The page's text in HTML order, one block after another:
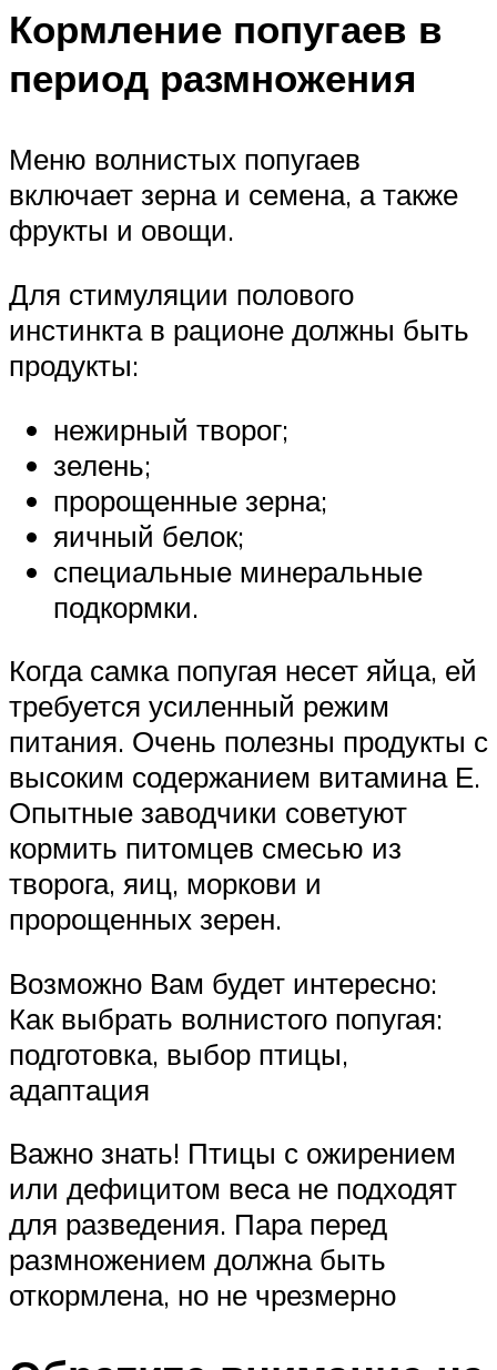
Кормление попугаев в
период размножения
Меню волнистых попугаев
включает зерна и семена, а также
фрукты и овощи.
Для стимуляции полового
инстинкта в рационе должны быть
продукты:
нежирный творог;
зелень;
пророщенные зерна;
яичный белок;
специальные минеральные
подкормки.
Когда самка попугая несет яйца, ей
требуется усиленный режим
питания. Очень полезны продукты с
высоким содержанием витамина Е.
Опытные заводчики советуют
кормить питомцев смесью из
творога, яиц, моркови и
пророщенных зерен.
Возможно Вам будет интересно:
Как выбрать волнистого попугая:
подготовка, выбор птицы,
адаптация
Важно знать! Птицы с ожирением
или дефицитом веса не подходят
для разведения. Пара перед
размножением должна быть
откормлена, но не чрезмерно